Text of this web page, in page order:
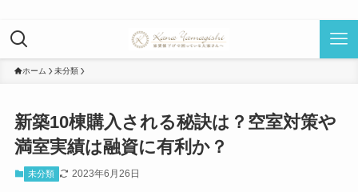
ホーム 未分類
新築10棟購入される秘訣は？空室対策や
満室実績は融資に有利か？
未分類 2023年6月26日